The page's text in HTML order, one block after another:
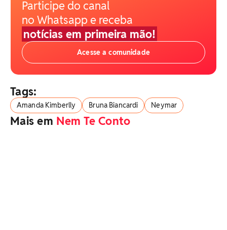
Participe do canal
no Whatsapp e receba
notícias em primeira mão!
Acesse a comunidade
Tags:
Amanda Kimberlly Bruna Biancardi Neymar
Mais em Nem Te Conto